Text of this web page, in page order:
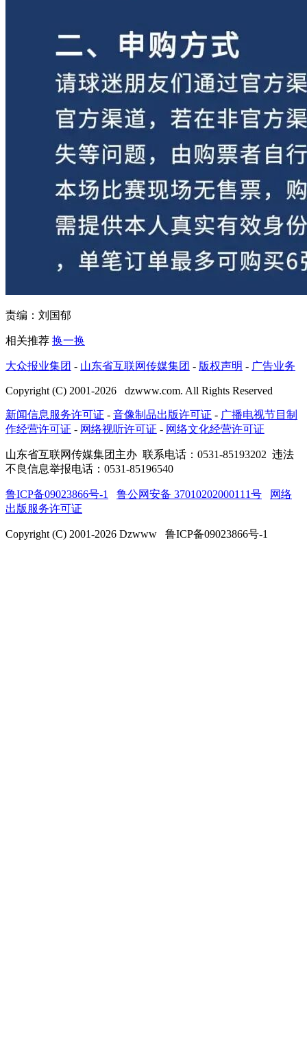
责编：刘国郁
相关推荐 换一换
大众报业集团 - 山东省互联网传媒集团 - 版权声明 - 广告业务
Copyright (C) 2001-2026 dzwww.com. All Rights Reserved
新闻信息服务许可证 - 音像制品出版许可证 - 广播电视节目制
作经营许可证 - 网络视听许可证 - 网络文化经营许可证
山东省互联网传媒集团主办 联系电话：0531-85193202 违法
不良信息举报电话：0531-85196540
鲁ICP备09023866号-1 鲁公网安备 37010202000111号
网络
出版服务许可证
Copyright (C) 2001-2026 Dzwww 鲁ICP备09023866号-1